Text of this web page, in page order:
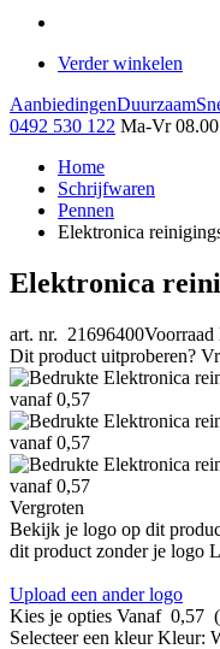
Verder winkelen
AanbiedingenDuurzaam
0492 530 122 Ma-Vr
Home
Schrijfwaren
Pennen
Elektronica
Elektronica
art. nr. 21696400Voorraad
Dit product uitproberen?
Vergroten
Bekijk je logo op dit
dit product zonder je logo
Upload een ander logo
Kies je opties Vanaf 0,57
Selecteer een kleur Kleur: